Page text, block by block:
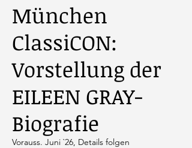
München
ClassiCON:
Vorstellung der
EILEEN GRAY-
Biografie
Vorauss. Juni `26, Details folgen